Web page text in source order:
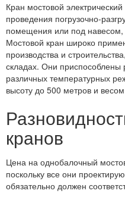
Кран мостовой
проведения погрузочно-
помещения или под навесом,
Мостовой кран широко
производства и
складах. Они приспособлены
различных температурных
высоту до 500 метров и
кранов
Цена на однобалочный
поскольку все они
обязательно должен